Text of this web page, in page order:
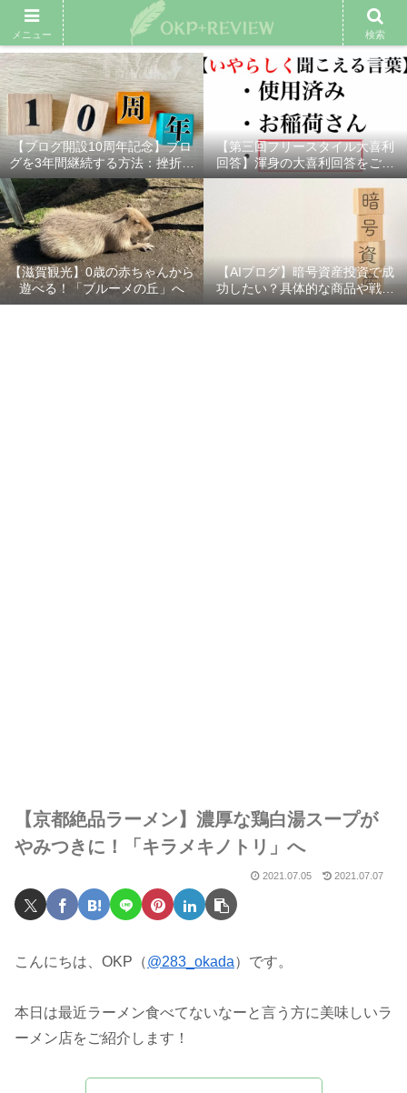
雑記ブログ プロフィール 余興動画 ベスト大喜利 スポ
【ブログ開設10周年記念】ブロ
グを3年間継続する方法：挫折し
ないための7つの秘訣
【第三回フリースタイル大喜利
回答】渾身の大喜利回答をご紹
介！
【滋賀観光】0歳の赤ちゃんから
遊べる！「ブルーメの丘」へ
【AIブログ】暗号資産投資で成
功したい？具体的な商品や戦略
を分かりやすく解説！
【京都絶品ラーメン】濃厚な鶏白湯スープが
やみつきに！「キラメキノトリ」へ
2021.07.05 2021.07.07
こんにちは、OKP（@283_okada）です。
本日は最近ラーメン食べてないなーと言う方に美味しいラ
ーメン店をご紹介します！
メニュー 検索